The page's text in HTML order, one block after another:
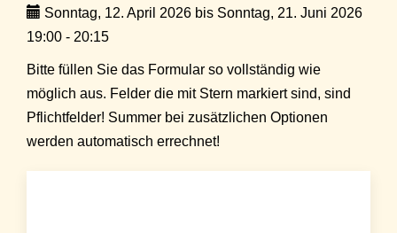
Sonntag, 12. April 2026 bis Sonntag, 21. Juni 2026
19:00 - 20:15
Bitte füllen Sie das Formular so vollständig wie
möglich aus. Felder die mit Stern markiert sind, sind
Pflichtfelder! Summer bei zusätzlichen Optionen
werden automatisch errechnet!